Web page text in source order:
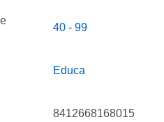
40 - 99
Educa
8412668168015